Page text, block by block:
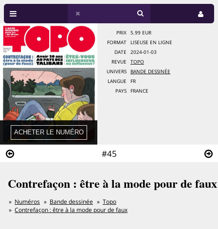
#45
PRIX
5.99 EUR
FORMAT
LISEUSE EN LIGNE
DATE
2024-01-03
REVUE
TOPO
UNIVERS
BANDE DESSINÉE
LANGUE
FR
PAYS
FRANCE
Contrefaçon : être à la mode pour de faux
Numéros Bande dessinée
Topo
Contrefaçon : être à la mode pour de faux